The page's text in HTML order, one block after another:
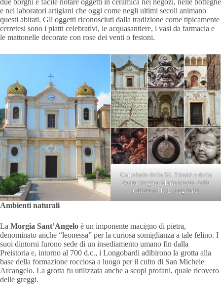
e nei laboratori artigiani che oggi come negli ultimi secoli animano
questi abitati. Gli oggetti riconosciuti dalla tradizione come tipicamente
cerretesi sono i piatti celebrativi, le acquasantiere, i vasi da farmacia e
le mattonelle decorate con rose dei venti o festoni.
Cattedrale della SS. Trinità e della
Beata Vergine Maria Madre della
Chiesa – Ph. L. Gagliardi
Ambienti naturali
La Morgia Sant’Angelo è un imponente macigno di pietra,
denominato anche “leonessa” per la curiosa somiglianza a tale felino. I
suoi dintorni furono sede di un insediamento umano fin dalla
Preistoria e, intorno al 700 d.c., i Longobardi adibirono la grotta alla
base della formazione rocciosa a luogo per il culto di San Michele
Arcangelo. La grotta fu utilizzata anche a scopi profani, quale ricovero
delle greggi.